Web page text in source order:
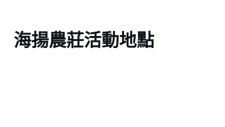
海揚農莊活動地點